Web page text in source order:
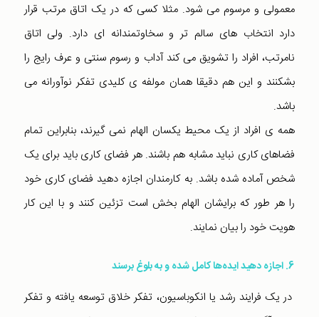
معمولی و مرسوم می شود. مثلا کسی که در یک اتاق مرتب قرار
دارد انتخاب های سالم تر و سخاوتمندانه ای دارد. ولی اتاق
نامرتب، افراد را تشویق می کند آداب و رسوم سنتی و عرف رایج را
بشکنند و این هم دقیقا همان مولفه ی کلیدی تفکر نوآورانه می
باشد.
همه ی افراد از یک محیط یکسان الهام نمی گیرند، بنابراین تمام
فضاهای کاری نباید مشابه هم باشند. هر فضای کاری باید برای یک
شخص آماده شده باشد. به کارمندان اجازه دهید فضای کاری خود
را هر طور که برایشان الهام بخش است تزئین کنند و با این کار
هویت خود را بیان نمایند.
6. اجازه دهید ایده‌ها کامل شده و به بلوغ برسند
در یک فرایند رشد یا انکوباسیون، تفکر خلاق توسعه یافته و تفکر